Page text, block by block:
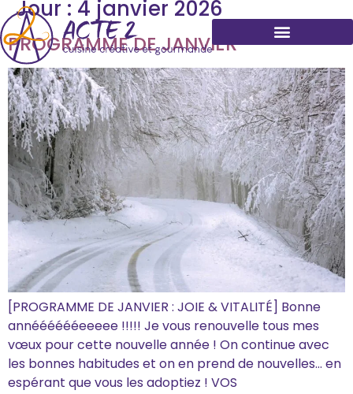
Jour : 4 janvier 2026
PROGRAMME DE JANVIER
[PROGRAMME DE JANVIER : JOIE & VITALITÉ] Bonne
annééééééeeeee !!!!! Je vous renouvelle tous mes
vœux pour cette nouvelle année ! On continue avec
les bonnes habitudes et on en prend de nouvelles… en
espérant que vous les adoptiez ! VOS